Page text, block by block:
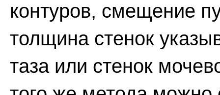
контуров, смещение
толщина стенок
таза или стенок